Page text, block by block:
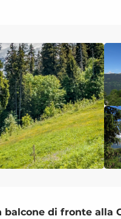
balcone di fronte alla